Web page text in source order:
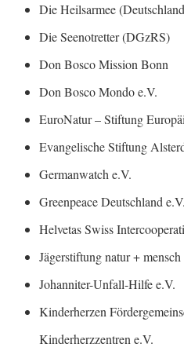
Die Heilsarmee
Die Seenotretter (DGzRS)
Don Bosco Mission Bonn
Don Bosco Mondo e.V.
EuroNatur – Stiftung
Evangelische Stiftung
Germanwatch e.V.
Greenpeace Deutschland e.V.
Helvetas Swiss
Jägerstiftung natur + mensch
Johanniter-Unfall-Hilfe e.V.
Kinderherzen
Kinderherzzentren e.V.